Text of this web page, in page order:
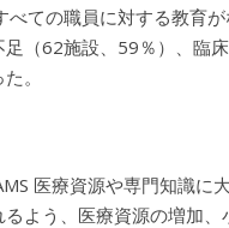
ての職員に対する教育
足（62施設、59％）、臨
。
医療資源や専門知識に
よう、医療資源の増加、